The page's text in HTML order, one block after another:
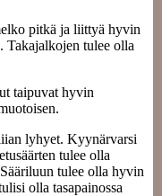
pitkä ja liittyä hyvin
Takajalkojen tulee olla
taipuvat hyvin
lyhyet. Kyynärvarsi
tulee olla
tulee olla hyvin
olla tasapainossa